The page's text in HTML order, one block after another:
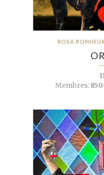
ROSA
Membres: